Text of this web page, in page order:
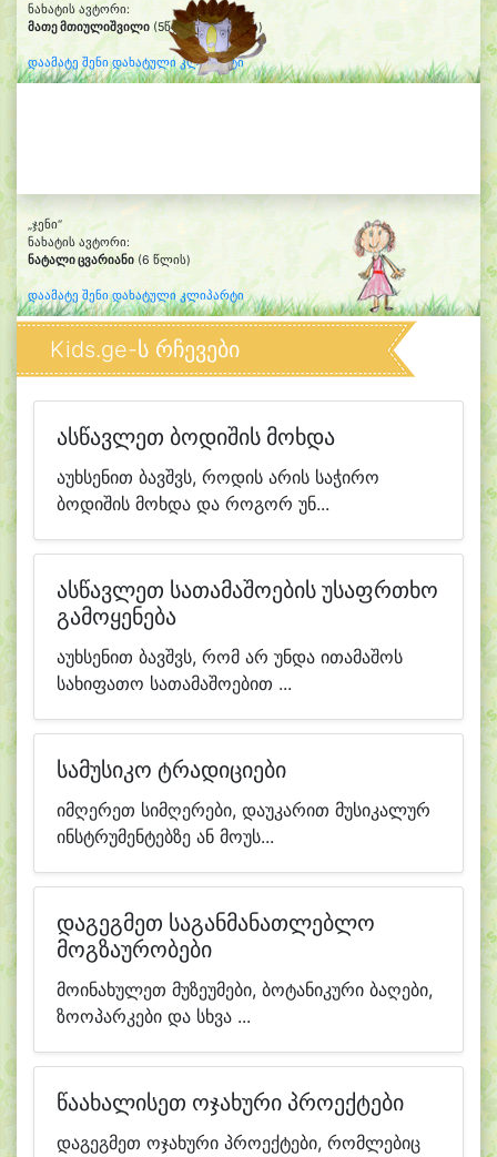
ნახატის ავტორი:
მათე მთიულიშვილი (5წლის და 8თვის)
დაამატე შენი დახატული კლიპარტი
„ჯენი“
ნახატის ავტორი:
ნატალი ცვარიანი (6 წლის)
დაამატე შენი დახატული კლიპარტი
Kids.ge-ს რჩევები
ასწავლეთ ბოდიშის მოხდა
აუხსენით ბავშვს, როდის არის საჭირო
ბოდიშის მოხდა და როგორ უნ...
ასწავლეთ სათამაშოების უსაფრთხო
გამოყენება
აუხსენით ბავშვს, რომ არ უნდა ითამაშოს
სახიფათო სათამაშოებით ...
სამუსიკო ტრადიციები
იმღერეთ სიმღერები, დაუკარით მუსიკალურ
ინსტრუმენტებზე ან მოუს...
დაგეგმეთ საგანმანათლებლო
მოგზაურობები
მოინახულეთ მუზეუმები, ბოტანიკური ბაღები,
ზოოპარკები და სხვა ...
წაახალისეთ ოჯახური პროექტები
დაგეგმეთ ოჯახური პროექტები, რომლებიც